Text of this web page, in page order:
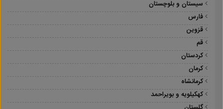
سیستان و بلوچستان
فارس
قزوین
قم
کردستان
کرمان
کرمانشاه
کهکیلویه و بویراحمد